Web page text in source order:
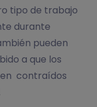
tipo de trabajo
durante
pueden
a que los
contraídos